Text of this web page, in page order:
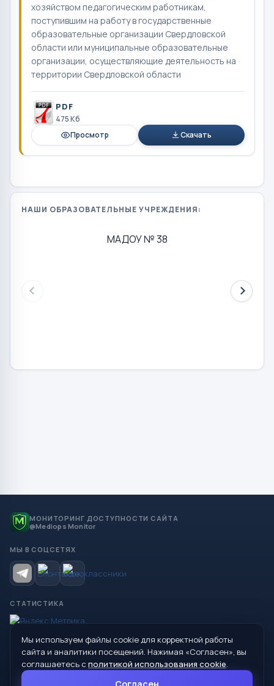
хозяйством педагогическим работникам,
поступившим на работу в государственные
образовательные организации Свердловской
области или муниципальные образовательные
организации, осуществляющие деятельность на
территории Свердловской области
PDF
475 Кб
Просмотр
Скачать
НАШИ ОБРАЗОВАТЕЛЬНЫЕ УЧРЕЖДЕНИЯ:
МАДОУ № 38
МОНИТОРИНГ ДОСТУПНОСТИ САЙТА
@Mediops Monitor
МЫ В СОЦСЕТЯХ
СТАТИСТИКА
© 2026 Управление образования Администрации МО
Сухой Лог
624800, Свердловская область, г. Сухой Лог, ул. Кирова, дом 7
Мы используем файлы cookie для корректной работы
сайта и аналитики посещений. Нажимая «Согласен», вы
соглашаетесь с политикой использования cookie.
Согласен